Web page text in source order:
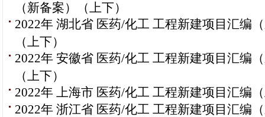
（新备案）（上下）
2022年 湖北省 医药/化工 工程新建项目汇编
（上下）
2022年 安徽省 医药/化工 工程新建项目汇编
（上下）
2022年 上海市 医药/化工 工程新建项目汇编
2022年 浙江省 医药/化工 工程新建项目汇编